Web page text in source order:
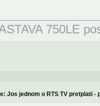
750LE
Jos jednom o RTS TV pretplati -